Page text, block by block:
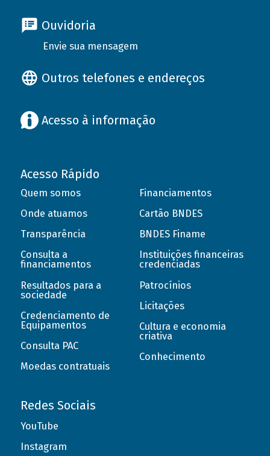
Ouvidoria
Envie sua mensagem
Outros telefones e endereços
Acesso à informação
Acesso Rápido
Quem somos
Onde atuamos
Transparência
Consulta a
financiamentos
Resultados para a
sociedade
Credenciamento de
Equipamentos
Consulta PAC
Moedas contratuais
Financiamentos
Cartão BNDES
BNDES Finame
Instituições financeiras
credenciadas
Patrocínios
Licitações
Cultura e economia
criativa
Conhecimento
Redes Sociais
YouTube
Instagram